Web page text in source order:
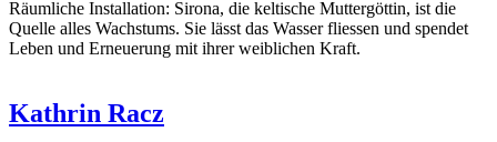
Räumliche Installation: Sirona, die keltische Muttergöttin, ist die
Quelle alles Wachstums. Sie lässt das Wasser fliessen und spendet
Leben und Erneuerung mit ihrer weiblichen Kraft.
Kathrin Racz